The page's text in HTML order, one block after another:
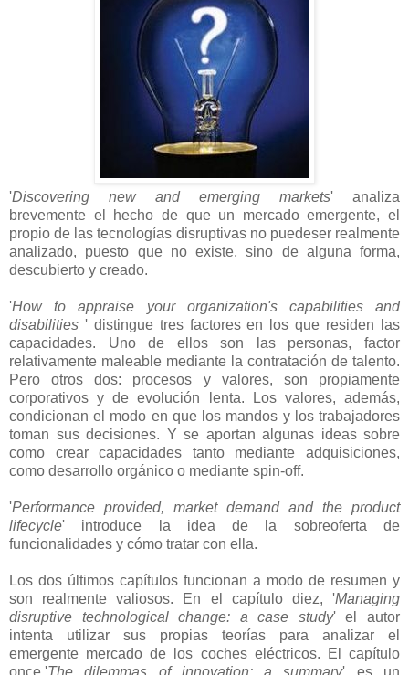
'Discovering new and emerging markets' analiza
brevemente el hecho de que un mercado emergente, el
propio de las tecnologías disruptivas no puedeser realmente
analizado, puesto que no existe, sino de alguna forma,
descubierto y creado.
'How to appraise your organization's capabilities and
disabilities ' distingue tres factores en los que residen las
capacidades. Uno de ellos son las personas, factor
relativamente maleable mediante la contratación de talento.
Pero otros dos: procesos y valores, son propiamente
corporativos y de evolución lenta. Los valores, además,
condicionan el modo en que los mandos y los trabajadores
toman sus decisiones. Y se aportan algunas ideas sobre
como crear capacidades tanto mediante adquisiciones,
como desarrollo orgánico o mediante spin-off.
'Performance provided, market demand and the product
lifecycle' introduce la idea de la sobreoferta de
funcionalidades y cómo tratar con ella.
Los dos últimos capítulos funcionan a modo de resumen y
son realmente valiosos. En el capítulo diez, 'Managing
disruptive technological change: a case study' el autor
intenta utilizar sus propias teorías para analizar el
emergente mercado de los coches eléctricos. El capítulo